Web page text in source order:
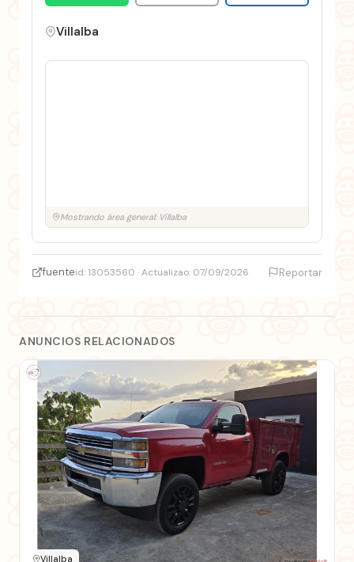
Villalba
Mostrando área general: Villalba
fuenteid: 13053560 · Actualizao: 07/09/2026 Reportar
ANUNCIOS RELACIONADOS
Villalba